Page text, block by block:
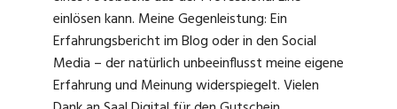
einlösen kann. Meine Gegenleistung: Ein
Erfahrungsbericht im Blog oder in den Social
Media – der natürlich unbeeinflusst meine eigene
Erfahrung und Meinung widerspiegelt. Vielen